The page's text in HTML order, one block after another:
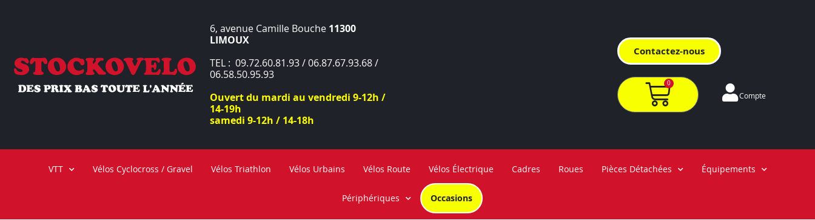
6, avenue Camille Bouche 11300
LIMOUX
TEL : 09.72.60.81.93 / 06.87.67.93.68 /
06.58.50.95.93
Ouvert du mardi au vendredi 9-12h /
14-19h
samedi 9-12h / 14-18h
Contactez-nous
0
Compte
VTT Vélos Cyclocross / Gravel Vélos Triathlon Vélos Urbains Vélos Route Vélos Électrique Cadres Roues Pièces Détachées Équipements
Périphériques Occasions